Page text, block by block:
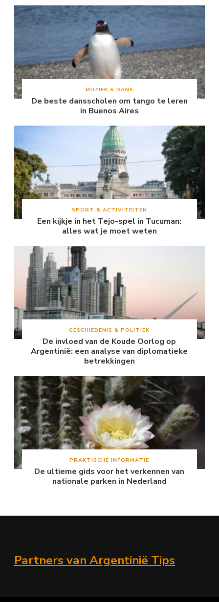
MUZIEK & DANS
De beste dansscholen om tango te leren
in Buenos Aires
SPORT & ACTIVITEITEN
Een kijkje in het Tejo-spel in Tucuman:
alles wat je moet weten
GESCHIEDENIS & POLITIEK
De invloed van de Koude Oorlog op
Argentinië: een analyse van diplomatieke
betrekkingen
PRAKTISCHE INFORMATIE
De ultieme gids voor het verkennen van
nationale parken in Nederland
Partners van Argentinië Tips